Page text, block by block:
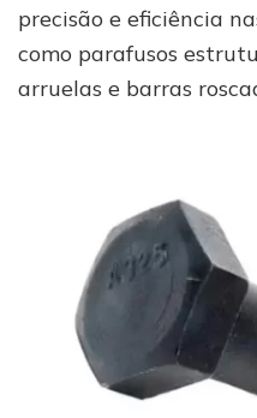
precisão e eficiência
como parafusos
arruelas e barras